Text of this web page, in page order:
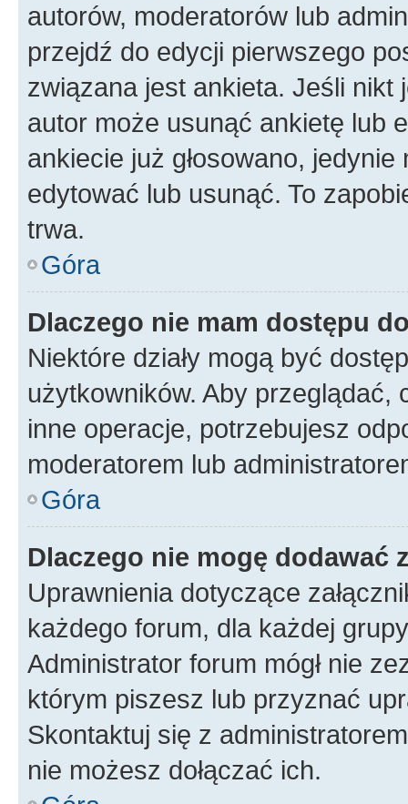
autorów, moderatorów lub
przejdź do edycji pierwszego
związana jest ankieta. Jeśli nikt
autor może usunąć ankietę lub
ankiecie już głosowano,
edytować lub usunąć. To
trwa.
Góra
Dlaczego nie mam dostępu
Niektóre działy mogą być
użytkowników. Aby
inne operacje, potrzebujesz
moderatorem lub
Góra
Dlaczego nie mogę dodawać
Uprawnienia dotyczące
każdego forum, dla każdej
Administrator forum mógł nie
którym piszesz lub przyznać
Skontaktuj się z
nie możesz dołączać ich.